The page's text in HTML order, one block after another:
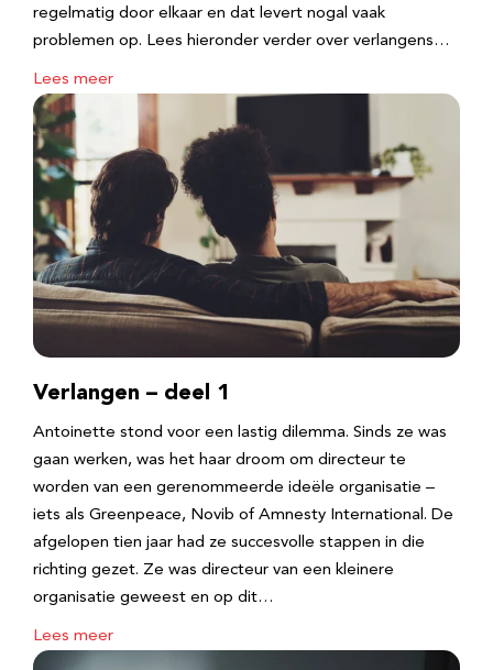
regelmatig door elkaar en dat levert nogal vaak
problemen op. Lees hieronder verder over verlangens…
Lees meer
Verlangen – deel 1
Antoinette stond voor een lastig dilemma. Sinds ze was
gaan werken, was het haar droom om directeur te
worden van een gerenommeerde ideële organisatie –
iets als Greenpeace, Novib of Amnesty International. De
afgelopen tien jaar had ze succesvolle stappen in die
richting gezet. Ze was directeur van een kleinere
organisatie geweest en op dit…
Lees meer